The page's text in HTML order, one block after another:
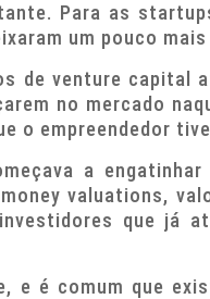
Para as
um pouco
de venture capital
no mercado
o empreendedor
a
valuations,
que já
e é comum que